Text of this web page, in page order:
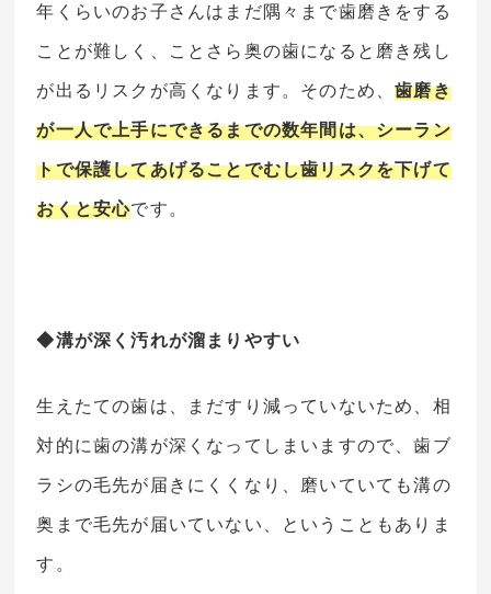
年くらいのお子さんはまだ隅々まで歯磨きをする
ことが難しく、ことさら奥の歯になると磨き残し
が出るリスクが高くなります。そのため、歯磨き
が一人で上手にできるまでの数年間は、シーラン
トで保護してあげることでむし歯リスクを下げて
おくと安心です。
◆溝が深く汚れが溜まりやすい
生えたての歯は、まだすり減っていないため、相
対的に歯の溝が深くなってしまいますので、歯ブ
ラシの毛先が届きにくくなり、磨いていても溝の
奥まで毛先が届いていない、ということもありま
す。